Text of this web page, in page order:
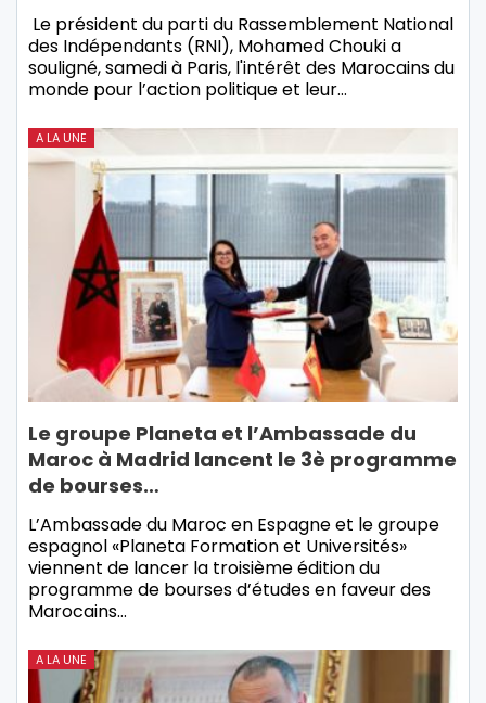
Le président du parti du Rassemblement National
des Indépendants (RNI), Mohamed Chouki a
souligné, samedi à Paris, l'intérêt des Marocains du
monde pour l’action politique et leur…
A LA UNE
Le groupe Planeta et l’Ambassade du
Maroc à Madrid lancent le 3è programme
de bourses…
L’Ambassade du Maroc en Espagne et le groupe
espagnol «Planeta Formation et Universités»
viennent de lancer la troisième édition du
programme de bourses d’études en faveur des
Marocains…
A LA UNE